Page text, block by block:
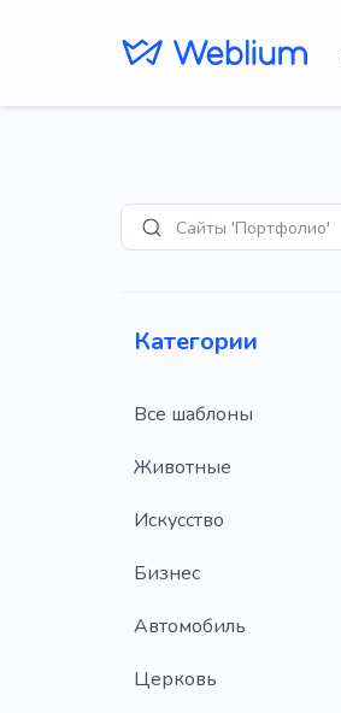
ПоискСайты 'Портфолио'
Категории
Все шаблоны
Животные
Искусство
Бизнес
Автомобиль
Церковь